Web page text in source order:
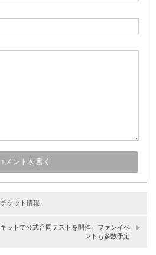
ケット情報
ットで公式合同テストを開催、ファンイベ
ントも多数予定